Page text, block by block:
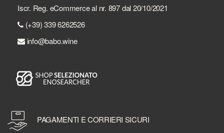
Iscr. Reg. eCommerce al nr. 897 dal 20/10/2021
(+39) 339 6262526
info@babo.wine
PAGAMENTI E CORRIERI SICURI